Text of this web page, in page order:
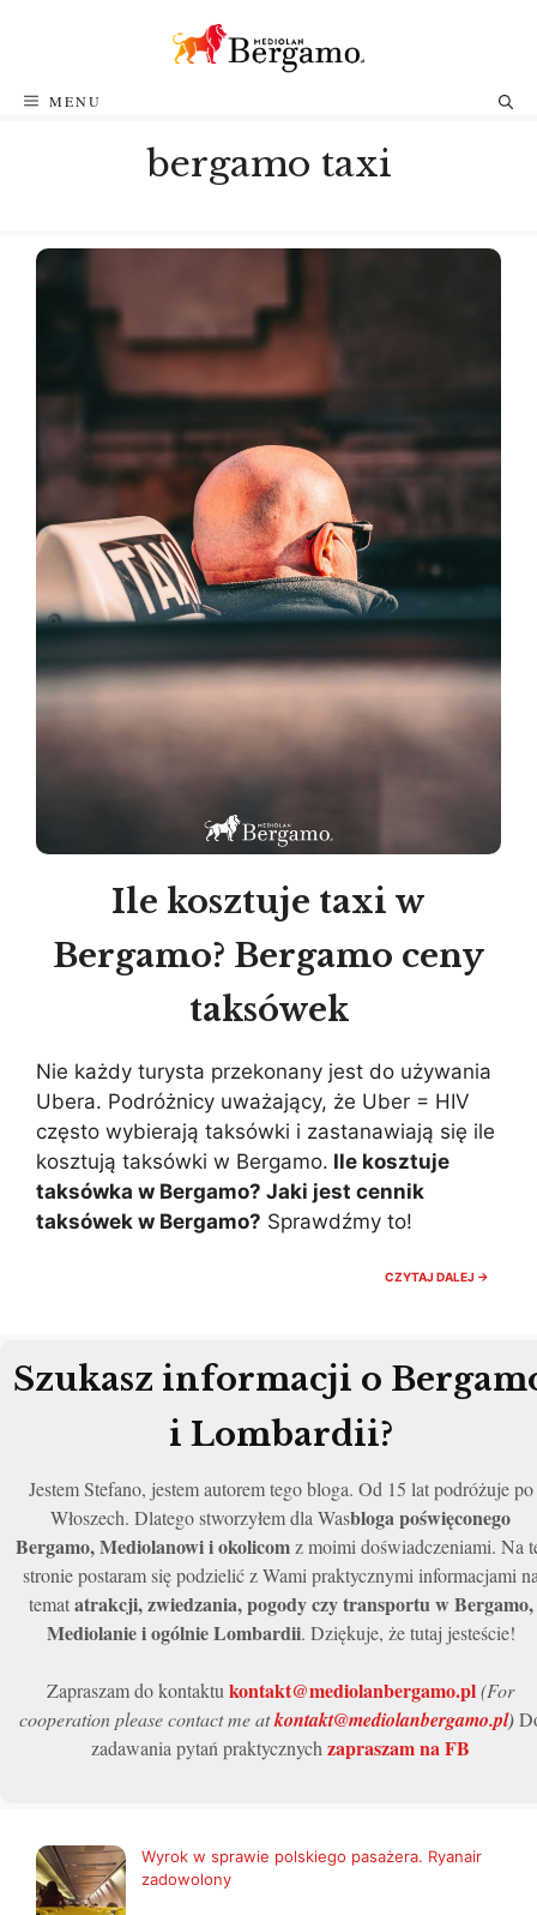
MENU
bergamo taxi
Ile kosztuje taxi w
Bergamo? Bergamo ceny
taksówek
Nie każdy turysta przekonany jest do używania
Ubera. Podróżnicy uważający, że Uber = HIV
często wybierają taksówki i zastanawiają się ile
kosztują taksówki w Bergamo. Ile kosztuje
taksówka w Bergamo? Jaki jest cennik
taksówek w Bergamo? Sprawdźmy to!
CZYTAJ DALEJ →
CENY
Szukasz informacji o
i Lombardii?
Jestem Stefano, jestem autorem tego bloga. Od 15 lat podróżuje po
Włoszech. Dlatego stworzyłem dla Wasbloga poświęconego
Bergamo, Mediolanowi i okolicomz moimi doświadczeniami. Na
stronie postaram się podzielić z Wami praktycznymi informacjami
tematatrakcji, zwiedzania, pogody czy transportu w Bergamo,
Mediolanie i ogólnie Lombardii. Dziękuje, że tutaj jesteście!
Zapraszam do kontaktu kontakt@mediolanbergamo.pl(For
cooperation please contact me atkontakt@mediolanbergamo.pl)
zadawania pytań praktycznych zapraszam na FB
Wyrok w sprawie polskiego pasażera. Ryanair
zadowolony